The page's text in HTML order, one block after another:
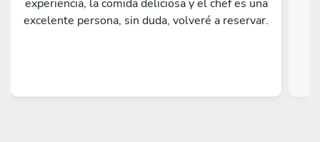
experiencia, la comida deliciosa y el chef es una
excelente persona, sin duda, volveré a reservar.